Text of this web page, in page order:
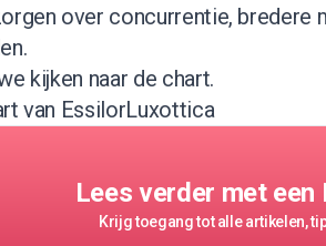
over concurrentie, bredere
kijken naar de chart.
van EssilorLuxottica
Lees verder met een
Krijg toegang tot alle artikelen,